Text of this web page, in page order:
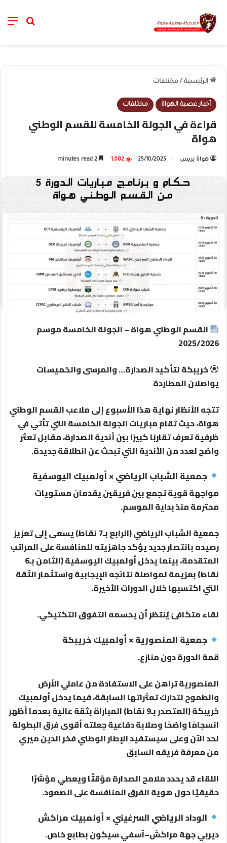
خانة
الرئيسية / مختلفات
أخبار عصبة الهواة مختلفات
قراءة في الجولة الخامسة للقسم الوطني
هواة
هواة بريس 25/10/2025
1,682
القسم الوطني هواة – الجولة الخامسة موسم
2025/2026
خريبكة لتأكيد الصدارة… والمرسى والخميسات
يواصلان المطاردة
تتجه الأنظار نهاية هذا الأسبوع إلى ملاعب القسم الوطني
هواة، حيث تُقام مباريات الجولة الخامسة التي تأتي في
ظرفية تعرف تقاربًا كبيرًا بين أندية الصدارة، مقابل تعثر
واضح لعدد من الأندية التي تبحث عن انطلاقة جديدة.
جمعية الشباب الرياضي × أولمبيك اليوسفية
مواجهة قوية تجمع بين فريقين يقدمان مستويات
محترمة منذ بداية الموسم.
جمعية الشباب الرياضي (الرابع بـ7 نقاط) يسعى إلى تعزيز
رصيده بانتصار جديد يؤكد جاهزيته للمنافسة على المراتب
المتقدمة، بينما يدخل أولمبيك اليوسفية (الثامن بـ6
نقاط) بعزيمة لمواصلة نتائجه الإيجابية واستثمار الثقة
التي اكتسبها خلال الدورات الأخيرة.
لقاء متكافئ يُنتظر أن يحسمه التفوق التكتيكي.
جمعية المنصورية × أولمبيك خريبكة
قمة الدورة دون منازع.
المنصورية تراهن على الاستفادة من عاملي الأرض
والطموح لتدارك تعثراتها السابقة، فيما يدخل أولمبيك
خريبكة (المتصدر بـ9 نقاط) المباراة بثقة عالية بعدما أظهر
انسجامًا واضحًا وصلابة دفاعية جعلته أقوى فرق البطولة
لحد الآن وعلى سيستفيد الإطار الوطني فخر الدين ميري
من معرفة فريقه السابق
اللقاء قد يحدد ملامح الصدارة مؤقتًا ويعطي مؤشرًا
حقيقيًا حول هوية الفرق المنافسة على الصعود.
الوداد الرياضي السرغيني × أولمبيك مراكش
ديربي جهة مراكش–آسفي سيكون بطابع خاص.